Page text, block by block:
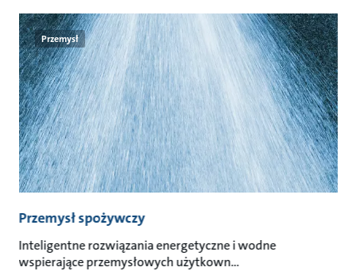
Przemysł
Przemysł spożywczy
Inteligentne rozwiązania energetyczne i wodne
wspierające przemysłowych użytkown